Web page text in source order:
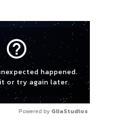
help_outline
happened.
or try again later.
Powered by GliaStudios